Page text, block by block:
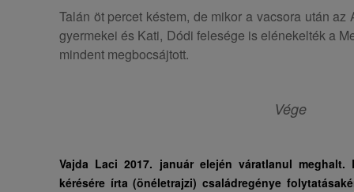
Talán öt percet késtem, de mikor a vacsora után
gyermekei és Kati, Dódi felesége is elénekelték a
mindent megbocsájtott.
Vége
Vajda Laci 2017. január elején váratlanul
kérésére írta (önéletrajzi) családregénye